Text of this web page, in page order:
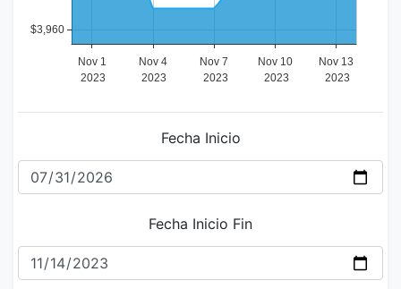
Fecha Inicio
Fecha Inicio Fin